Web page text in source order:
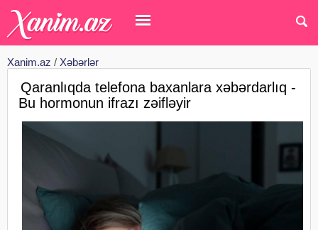
Xanim.az / Xəbərlər
Qaranlıqda telefona baxanlara xəbərdarlıq -
Bu hormonun ifrazı zəifləyir